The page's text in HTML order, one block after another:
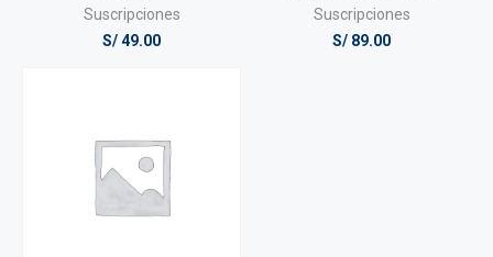
Suscripciones
S/49.00
Suscripciones
S/ 89.00